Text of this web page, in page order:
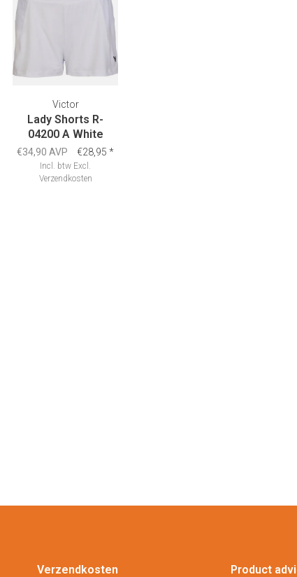
Victor
Lady Shorts R-
04200 A White
€34,90 AVP €28,95 *
Incl. btw Excl.
Verzendkosten
Verzendkosten
Product